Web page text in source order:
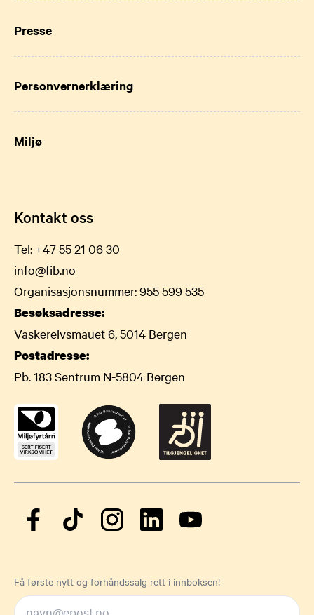
Presse
Personvernerklæring
Miljø
Kontakt oss
Tel: +47 55 21 06 30
info@fib.no
Organisasjonsnummer: 955 599 535
Besøksadresse:
Vaskerelvsmauet 6, 5014 Bergen
Postadresse:
Pb. 183 Sentrum N-5804 Bergen
Få første nytt og forhåndssalg rett i innboksen!